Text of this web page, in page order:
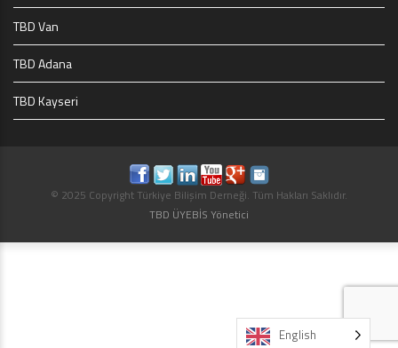
TBD Van
TBD Adana
TBD Kayseri
© 2025 Copyright Türkiye Bilişim Derneği. Tüm Hakları Saklıdır.
TBD ÜYEBİS Yönetici
English